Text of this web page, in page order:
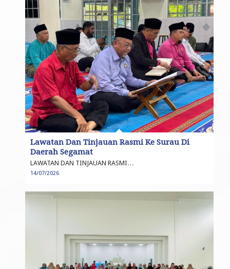
Lawatan Dan Tinjauan Rasmi Ke Surau Di
Daerah Segamat
LAWATAN DAN TINJAUAN RASMI…
14/07/2026